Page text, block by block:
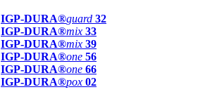
IGP-DURA®guard 32
IGP-DURA®mix 33
IGP-DURA®mix 39
IGP-DURA®one 56
IGP-DURA®one 66
IGP-DURA®pox 02